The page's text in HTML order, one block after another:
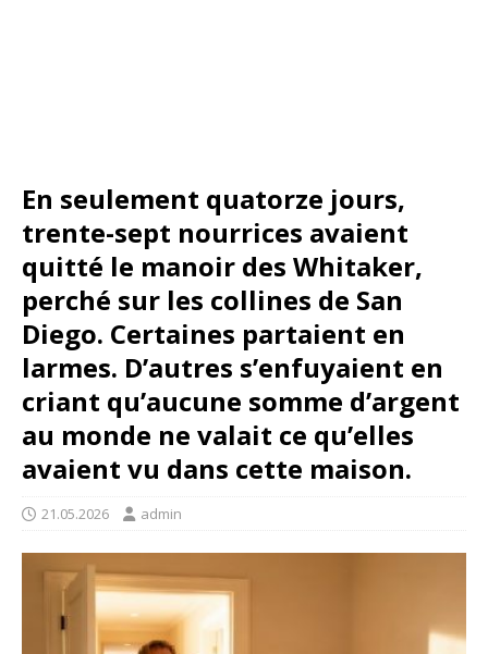
En seulement quatorze jours,
trente-sept nourrices avaient
quitté le manoir des Whitaker,
perché sur les collines de San
Diego. Certaines partaient en
larmes. D’autres s’enfuyaient en
criant qu’aucune somme d’argent
au monde ne valait ce qu’elles
avaient vu dans cette maison.
21.05.2026 admin